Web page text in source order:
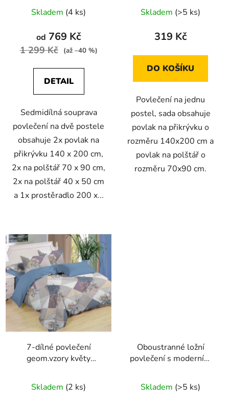
postele
Skladem (4 ks)
od 769 Kč
1 299 Kč (až –40 %)
DETAIL
Sedmidílná souprava
povlečení na dvě postele
obsahuje 2x povlak na
přikrývku 140 x 200 cm,
2x na polštář 70 x 90 cm,
2x na polštář 40 x 50 cm
a 1x prostěradlo 200 x...
květy
Skladem (>5 ks)
319 Kč
DO KOŠÍKU
Povlečení na jednu
postel, sada obsahuje
povlak na přikrývku o
rozměru 140x200 cm a
povlak na polštář o
rozměru 70x90 cm.
7-dílné povlečení
geom.vzory květy
šedá modrá 140x200
na dvě postele
Skladem (2 ks)
Oboustranné ložní
povlečení s moderním
70 × 90 cm
Skladem (>5 ks)